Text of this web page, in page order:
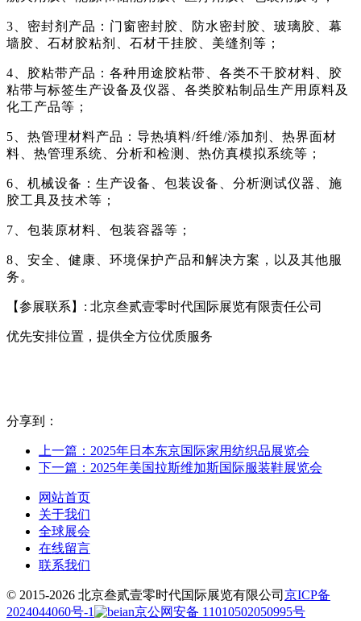
3、密封剂产品：门窗密封胶、防水密封胶、玻璃胶、幕
墙胶、石材胶粘剂、石材干挂胶、美缝剂等；
4、胶粘带产品：各种用途胶粘带、各类不干胶材料、胶
粘带与标签生产设备及仪器、各类胶粘制品生产用原料及
化工产品等；
5、热管理材料产品：导热填料/纤维/添加剂、热界面材
料、热管理系统、分析和检测、热仿真模拟系统等；
6、机械设备：生产设备、包装设备、分析测试仪器、施
胶工具及技术等；
7、包装原材料、包装容器等；
8、安全、健康、环境保护产品和解决方案，以及其他服
务。
【参展联系】: 北京叁贰壹零时代国际展览有限责任公司
优先安排位置，提供全方位优质服务
分享到：
上一篇：2025年日本东京国际家用纺织品展览会
下一篇：2025年美国拉斯维加斯国际服装鞋展览会
网站首页
关于我们
全球展会
在线留言
联系我们
© 2015-2026 北京叁贰壹零时代国际展览有限公司 京ICP备
2024044060号-1
京公网安备 11010502050995号